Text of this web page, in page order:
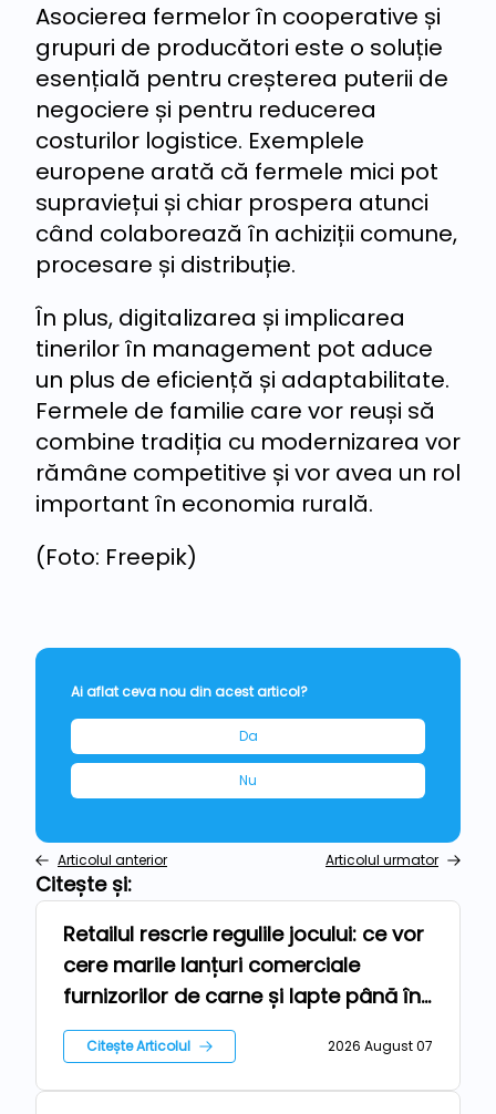
Asocierea fermelor în cooperative și
grupuri de producători este o soluție
esențială pentru creșterea puterii de
negociere și pentru reducerea
costurilor logistice. Exemplele
europene arată că fermele mici pot
supraviețui și chiar prospera atunci
când colaborează în achiziții comune,
procesare și distribuție.
În plus, digitalizarea și implicarea
tinerilor în management pot aduce
un plus de eficiență și adaptabilitate.
Fermele de familie care vor reuși să
combine tradiția cu modernizarea vor
rămâne competitive și vor avea un rol
important în economia rurală.
(Foto: Freepik)
Ai aflat ceva nou din acest articol?
Da
Nu
Articolul anterior Articolul urmator
Citește și:
Repere
Retailul rescrie regulile jocului: ce vor
cere marile lanțuri comerciale
furnizorilor de carne și lapte până în
2030
Citește Articolul 2026 August 07